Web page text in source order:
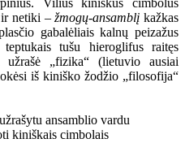
Vilius kiniškus cimbolus
ir netiki –žmogų-ansamblįkažkas
gabalėliais kalnų peizažus
tušu hieroglifus raitęs
„fizika“ (lietuvio ausiai
iš kiniško žodžio „filosofija“